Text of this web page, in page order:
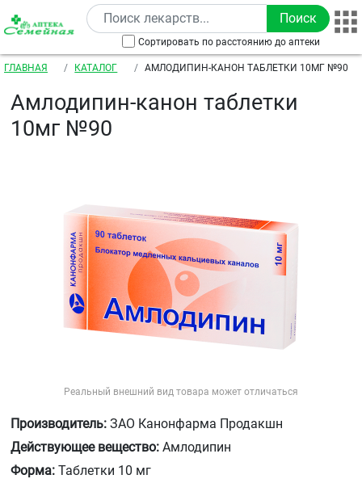
Перейти к основному содержанию
Сортировать по расстоянию до аптеки
Строка навигации
ГЛАВНАЯ КАТАЛОГ АМЛОДИПИН-КАНОН ТАБЛЕТКИ 10МГ №90
Амлодипин-канон таблетки
10мг №90
Реальный внешний вид товара может отличаться
Производитель: ЗАО Канонфарма Продакшн
Действующее вещество: Амлодипин
Форма: Таблетки 10 мг